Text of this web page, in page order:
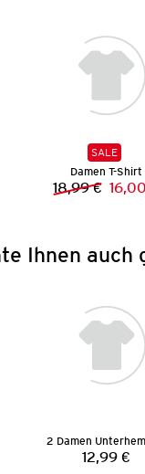
SALE
Damen T-Shirt
18,99 €
Ihnen auch
2 Damen
Preis:
12,99 €